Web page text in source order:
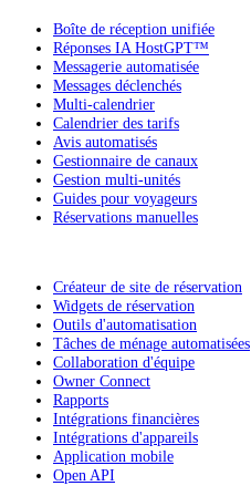
Boîte de réception unifiée
Réponses IA HostGPT™
Messagerie automatisée
Messages déclenchés
Multi-calendrier
Calendrier des tarifs
Avis automatisés
Gestionnaire de canaux
Gestion multi-unités
Guides pour voyageurs
Réservations manuelles
Créateur de site de réservation
Widgets de réservation
Outils d'automatisation
Tâches de ménage automatisées
Collaboration d'équipe
Owner Connect
Rapports
Intégrations financières
Intégrations d'appareils
Application mobile
Open API